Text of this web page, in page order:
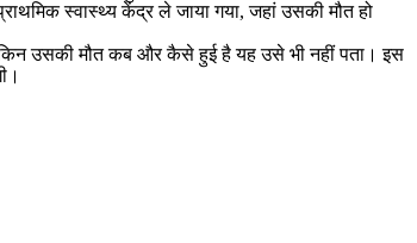
स्वास्थ्य केंद्र ले जाया गया, जहां उसकी मौत हो
उसकी मौत कब और कैसे हुई है यह उसे भी नहीं पता। इस